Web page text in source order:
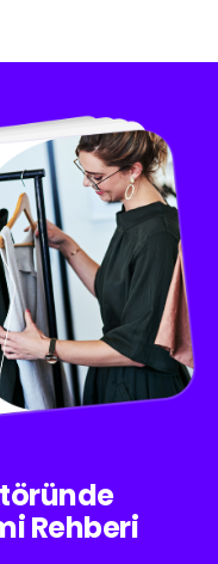
Rehberi